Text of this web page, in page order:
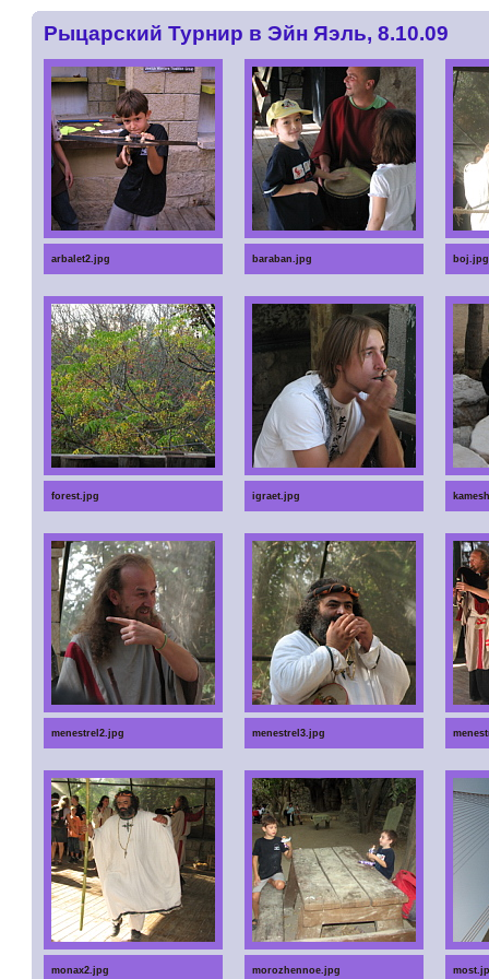
Рыцарский Турнир в Эйн Яэль, 8.10.09
arbalet2.jpg baraban.jpg boj.jpg
forest.jpg igraet.jpg
menestrel2.jpg menestrel3.jpg
monax2.jpg morozhennoe.jpg